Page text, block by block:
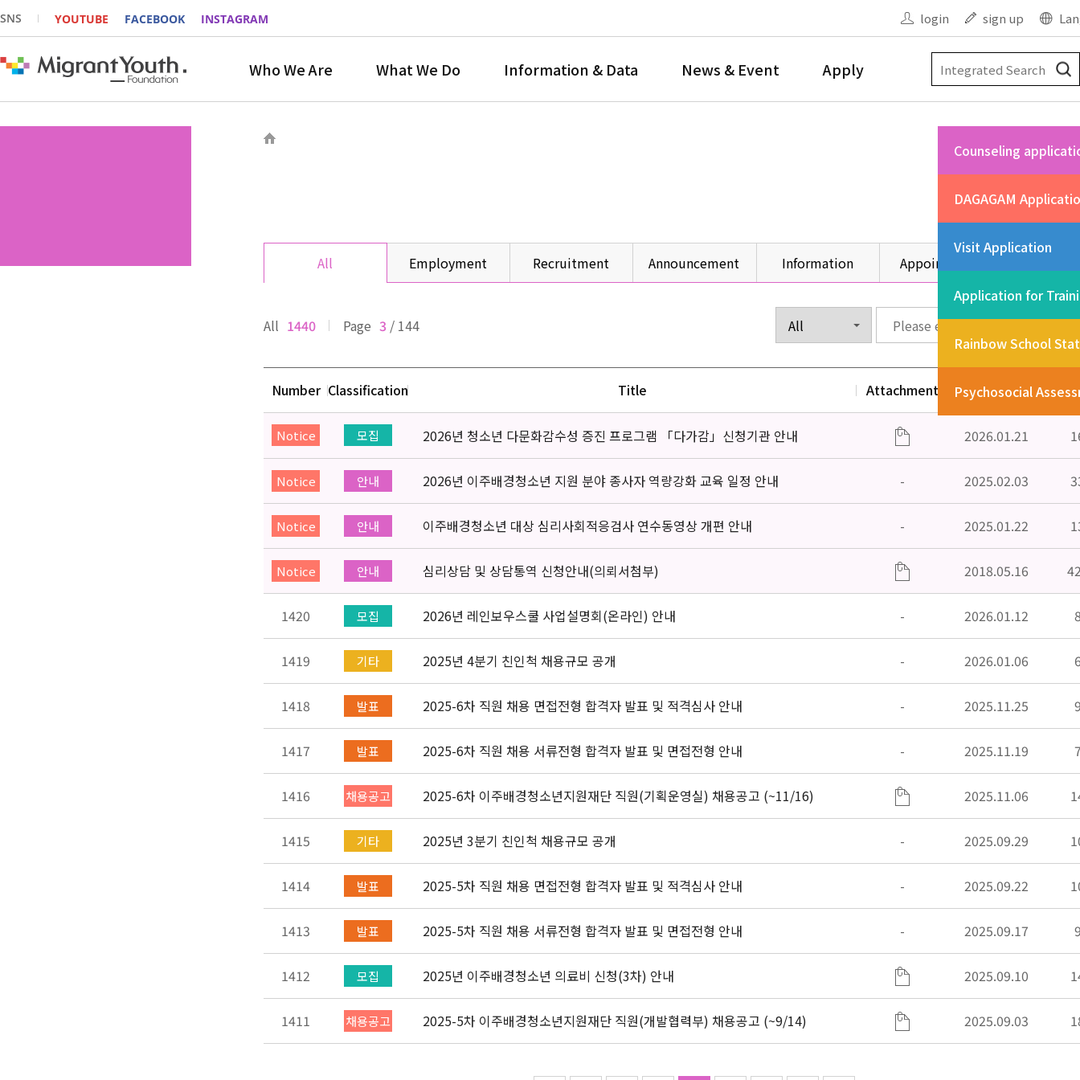
SNS YOUTUBE FACEBOOK INSTAGRAM login sign up
Who We Are What We Do Information & Data News & Event Apply
Counseling
DAGAGAM
Visit Application
Application for
Rainbow School
Psychosocial
All Employment Recruitment Announcement Information Appointment
All 1440 Page 3 / 144
Number Classification Title Attachment Date
Notice 모집 2026년 청소년 다문화감수성 증진 프로그램 「다가감」신청기관 안내 2026.01.21
Notice 안내 2026년 이주배경청소년 지원 분야 종사자 역량강화 교육 일정 안내 - 2025.02.03
Notice 안내 이주배경청소년 대상 심리사회적응검사 연수동영상 개편 안내 - 2025.01.22
Notice 안내 심리상담 및 상담통역 신청안내(의뢰서첨부) 2018.05.16
1420 모집 2026년 레인보우스쿨 사업설명회(온라인) 안내 - 2026.01.12
1419 기타 2025년 4분기 친인척 채용규모 공개 - 2026.01.06
1418 발표 2025-6차 직원 채용 면접전형 합격자 발표 및 적격심사 안내 - 2025.11.25
1417 발표 2025-6차 직원 채용 서류전형 합격자 발표 및 면접전형 안내 - 2025.11.19
1416 채용공고 2025-6차 이주배경청소년지원재단 직원(기획운영실) 채용공고 (~11/16) 2025.11.06
1415 기타 2025년 3분기 친인척 채용규모 공개 - 2025.09.29
1414 발표 2025-5차 직원 채용 면접전형 합격자 발표 및 적격심사 안내 - 2025.09.22
1413 발표 2025-5차 직원 채용 서류전형 합격자 발표 및 면접전형 안내 - 2025.09.17
1412 모집 2025년 이주배경청소년 의료비 신청(3차) 안내 2025.09.10
1411 채용공고 2025-5차 이주배경청소년지원재단 직원(개발협력부) 채용공고 (~9/14) 2025.09.03